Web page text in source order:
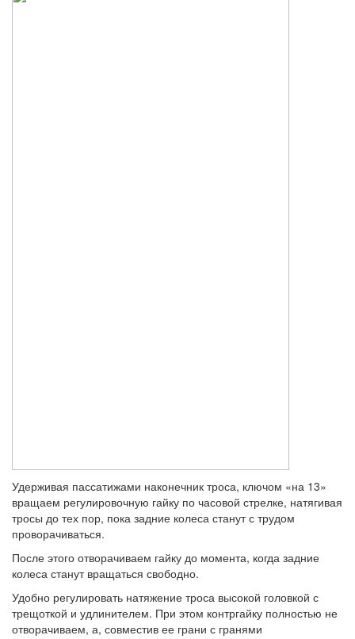
Удерживая пассатижами наконечник троса, ключом «на 13»
вращаем регулировочную гайку по часовой стрелке, натягивая
тросы до тех пор, пока задние колеса станут с трудом
проворачиваться.
После этого отворачиваем гайку до момента, когда задние
колеса станут вращаться свободно.
Удобно регулировать натяжение троса высокой головкой с
трещоткой и удлинителем. При этом контргайку полностью не
отворачиваем, а, совместив ее грани с гранями